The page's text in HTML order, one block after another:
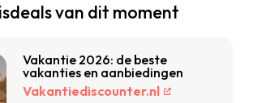
van dit moment
Vakantie 2026: de beste
vakanties en aanbiedingen
Vakantiediscounter.nl